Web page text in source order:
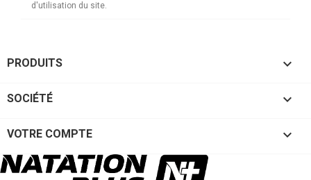
d'utilisation du site.
PRODUITS 
SOCIÉTÉ 
VOTRE COMPTE 